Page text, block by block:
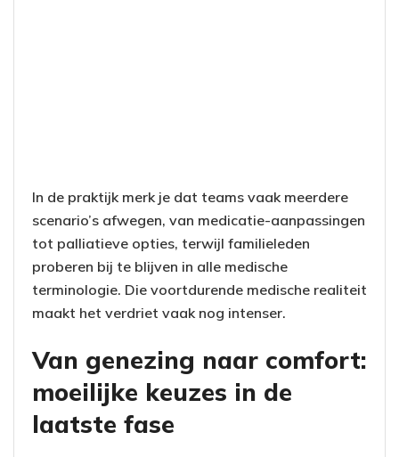
In de praktijk merk je dat teams vaak meerdere
scenario’s afwegen, van medicatie-aanpassingen
tot palliatieve opties, terwijl familieleden
proberen bij te blijven in alle medische
terminologie. Die voortdurende medische realiteit
maakt het verdriet vaak nog intenser.
Van genezing naar comfort:
moeilijke keuzes in de
laatste fase